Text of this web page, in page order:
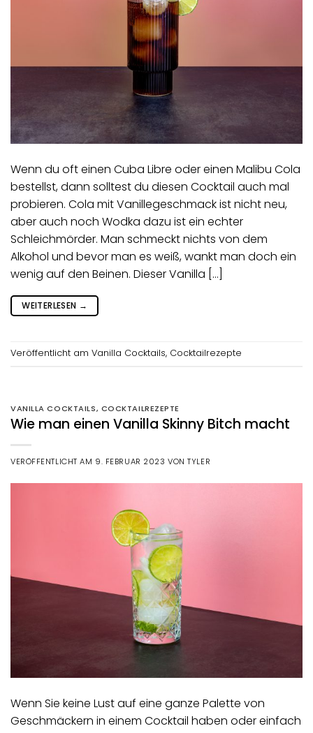
Wenn du oft einen Cuba Libre oder einen Malibu Cola
bestellst, dann solltest du diesen Cocktail auch mal
probieren. Cola mit Vanillegeschmack ist nicht neu,
aber auch noch Wodka dazu ist ein echter
Schleichmörder. Man schmeckt nichts von dem
Alkohol und bevor man es weiß, wankt man doch ein
wenig auf den Beinen. Dieser Vanilla […]
WEITERLESEN →
Veröffentlicht am Vanilla Cocktails, Cocktailrezepte
VANILLA COCKTAILS, COCKTAILREZEPTE
Wie man einen Vanilla Skinny Bitch macht
VERÖFFENTLICHT AM 9. FEBRUAR 2023 VONTYLER
Wenn Sie keine Lust auf eine ganze Palette von
Geschmäckern in einem Cocktail haben oder einfach